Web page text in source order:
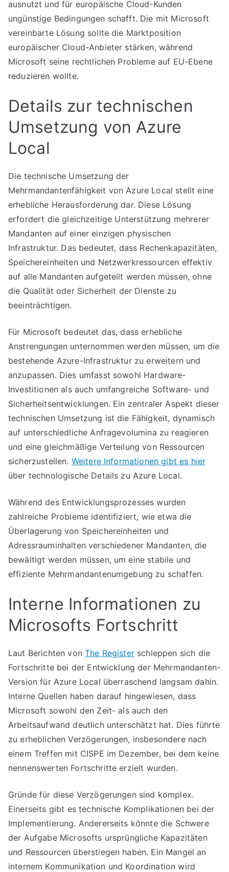
ausnutzt und für europäische Cloud-Kunden
ungünstige Bedingungen schafft. Die mit Microsoft
vereinbarte Lösung sollte die Marktposition
europäischer Cloud-Anbieter stärken, während
Microsoft seine rechtlichen Probleme auf EU-Ebene
reduzieren wollte.
Details zur technischen
Umsetzung von Azure
Local
Die technische Umsetzung der
Mehrmandantenfähigkeit von Azure Local stellt eine
erhebliche Herausforderung dar. Diese Lösung
erfordert die gleichzeitige Unterstützung mehrerer
Mandanten auf einer einzigen physischen
Infrastruktur. Das bedeutet, dass Rechenkapazitäten,
Speichereinheiten und Netzwerkressourcen effektiv
auf alle Mandanten aufgeteilt werden müssen, ohne
die Qualität oder Sicherheit der Dienste zu
beeinträchtigen.
Für Microsoft bedeutet das, dass erhebliche
Anstrengungen unternommen werden müssen, um die
bestehende Azure-Infrastruktur zu erweitern und
anzupassen. Dies umfasst sowohl Hardware-
Investitionen als auch umfangreiche Software- und
Sicherheitsentwicklungen. Ein zentraler Aspekt dieser
technischen Umsetzung ist die Fähigkeit, dynamisch
auf unterschiedliche Anfragevolumina zu reagieren
und eine gleichmäßige Verteilung von Ressourcen
sicherzustellen. Weitere Informationen gibt es hier
über technologische Details zu Azure Local.
Während des Entwicklungsprozesses wurden
zahlreiche Probleme identifiziert, wie etwa die
Überlagerung von Speichereinheiten und
Adressrauminhalten verschiedener Mandanten, die
bewältigt werden müssen, um eine stabile und
effiziente Mehrmandantenumgebung zu schaffen.
Interne Informationen zu
Microsofts Fortschritt
Laut Berichten vonThe Registerschleppen sich die
Fortschritte bei der Entwicklung der Mehrmandanten-
Version für Azure Local überraschend langsam dahin.
Interne Quellen haben darauf hingewiesen, dass
Microsoft sowohl den Zeit- als auch den
Arbeitsaufwand deutlich unterschätzt hat. Dies führte
zu erheblichen Verzögerungen, insbesondere nach
einem Treffen mit CISPE im Dezember, bei dem keine
nennenswerten Fortschritte erzielt wurden.
Gründe für diese Verzögerungen sind komplex.
Einerseits gibt es technische Komplikationen bei der
Implementierung. Andererseits könnte die Schwere
der Aufgabe Microsofts ursprüngliche Kapazitäten
und Ressourcen überstiegen haben. Ein Mangel an
internem Kommunikation und Koordination wird